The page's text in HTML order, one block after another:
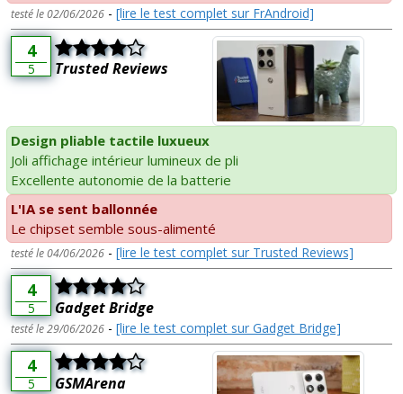
testé le 02/06/2026 - [lire le test complet sur FrAndroid]
4
5 Trusted Reviews
Design pliable tactile luxueux
Joli affichage intérieur lumineux de pli
Excellente autonomie de la batterie
L'IA se sent ballonnée
Le chipset semble sous-alimenté
testé le 04/06/2026 - [lire le test complet sur Trusted Reviews]
4
5 Gadget Bridge
testé le 29/06/2026 - [lire le test complet sur Gadget Bridge]
4
5 GSMArena